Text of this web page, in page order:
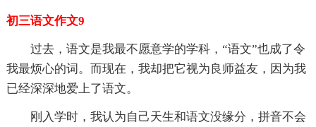
初三语文作文9
过去，语文是我最不愿意学的学科，“语文”也成了令
我最烦心的词。而现在，我却把它视为良师益友，因为我
已经深深地爱上了语文。
刚入学时，我认为自己天生和语文没缘分，拼音不会